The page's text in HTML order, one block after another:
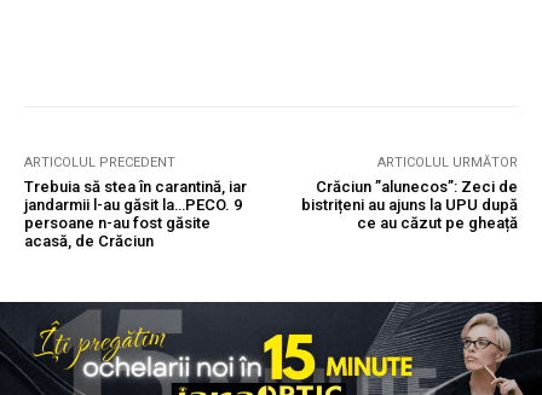
ARTICOLUL PRECEDENT
Trebuia să stea în carantină, iar
jandarmii l-au găsit la…PECO. 9
persoane n-au fost găsite
acasă, de Crăciun
ARTICOLUL URMĂTOR
Crăciun ”alunecos”: Zeci de
bistrițeni au ajuns la UPU după
ce au căzut pe gheață